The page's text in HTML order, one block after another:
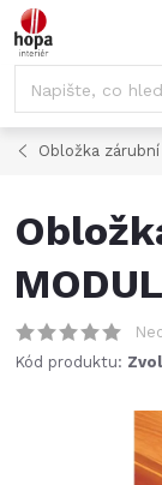
Přejít
na
Obložka zárubní
Kód produktu: